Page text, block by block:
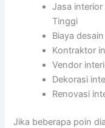
Jasa
Tinggi
Biaya
Kontraktor
Vendor
Dekorasi
Renovasi
Jika beberapa poin